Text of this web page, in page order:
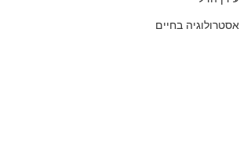
אסטרולוגיה בחיים